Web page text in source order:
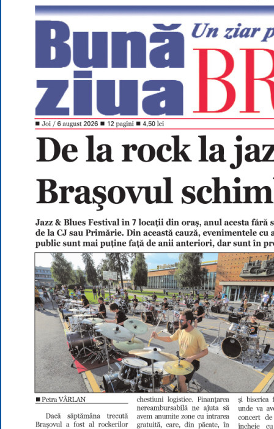
1 NZD= 2.6097
1 PLN= 1.1646
1 RSD= 0.0425
1 RUB= 0.0530
1 SEK= 0.4526
1 TRY
= 0.1141
1 UAH = 0.1048
1 XDR= 5.9383
1 ZAR
= 0.2318